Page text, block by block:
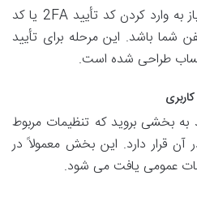
در هر دو روش، ممکن است نیاز به وارد کردن کد تأیید 2FA یا کد
شما باشد. این مرحله برای تأیید
طراحی شده است.
به بخشی بروید که تنظیمات مربوط
قرار دارد. این بخش معمولاً در
عمومی یافت می شود.